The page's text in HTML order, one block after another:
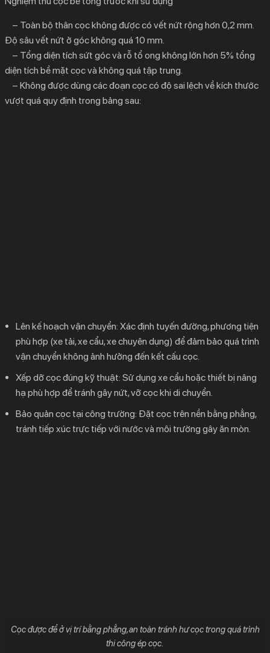
– Toàn bộ thân cọc không được có vết nứt rộng hơn 0,2 mm.
Độ sâu vết nứt ở góc không quá 10 mm.
– Tổng diện tích sứt góc và rỗ tổ ong không lớn hơn 5% tổng
diện tích bề mặt cọc và không quá tập trung.
– Không được dùng các đoạn cọc có độ sai lệch về kích thước
vượt quá quy định trong bảng sau:
Lên kế hoạch vận chuyển: Xác định tuyến đường, phương tiện
phù hợp (xe tải, xe cẩu, xe chuyên dụng) để đảm bảo quá trình
vận chuyển không ảnh hưởng đến kết cấu cọc.
Xếp dỡ cọc đúng kỹ thuật: Sử dụng xe cẩu hoặc thiết bị nâng
hạ phù hợp để tránh gây nứt, vỡ cọc khi di chuyển.
Bảo quản cọc tại công trường: Đặt cọc trên nền bằng phẳng,
tránh tiếp xúc trực tiếp với nước và môi trường gây ăn mòn.
Cọc được để ở vị trí bằng phẳng,an toàn tránh hư cọc trong quá trình
thi công ép cọc.